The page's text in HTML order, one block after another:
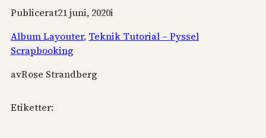
Publicerat21 juni, 2020i
Album Layouter, Teknik Tutorial – Pyssel
Scrapbooking
avRose Strandberg
Etiketter: